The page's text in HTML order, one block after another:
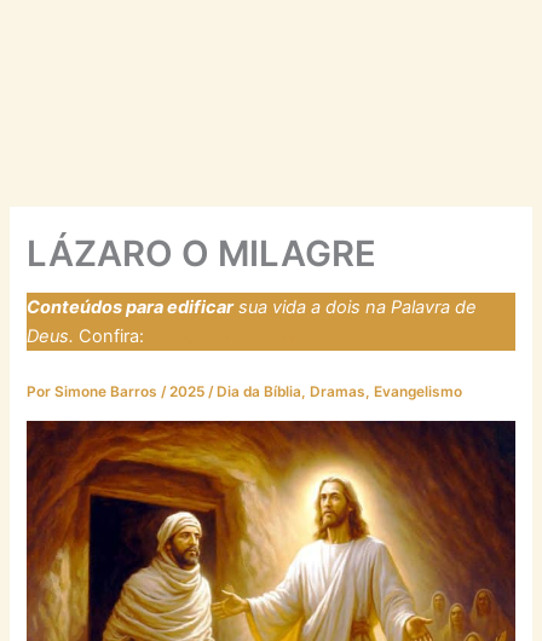
LÁZARO O MILAGRE
Conteúdos para edificarsua vida a dois na Palavra de
Deus. Confira:
PorSimone Barros/2025/ Dia da Bíblia, Dramas, Evangelismo